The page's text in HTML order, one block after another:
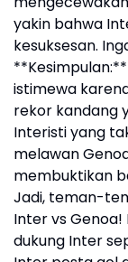
yakin bahwa
kesuksesan.
istimewa
rekor kandang
Interisti yang
melawan
membuktikan
Jadi, teman-
Inter vs
dukung Inter